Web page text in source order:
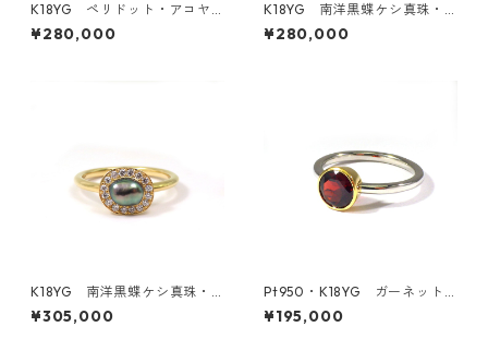
K18YG ペリドット・アコヤ
真珠リング（KR50411）
¥280,000
K18YG 南洋黒蝶ケシ真珠・
ダイヤモンドリング《どんぐ
り》（KR61201）
¥280,000
K18YG 南洋黒蝶ケシ真珠・
ダイヤモンドリング《石庭》
（KR61203）
¥305,000
Pt950・K18YG ガーネット
リング（KR70740）
¥195,000